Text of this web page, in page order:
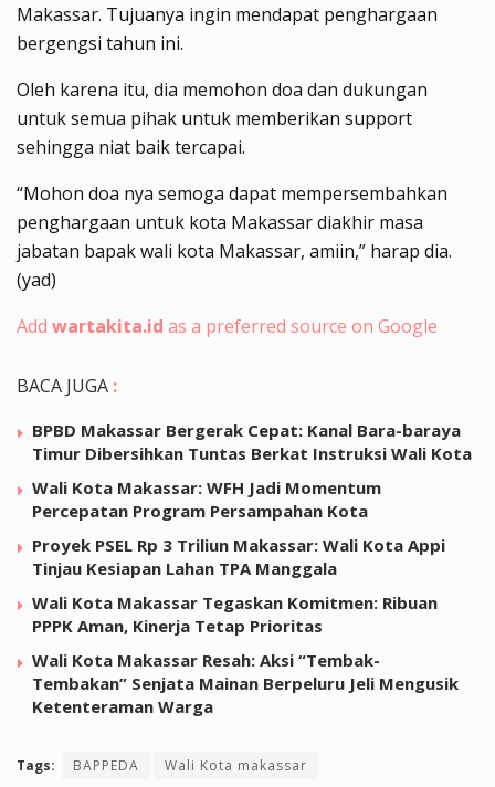
Makassar. Tujuanya ingin mendapat penghargaan
bergengsi tahun ini.
Oleh karena itu, dia memohon doa dan dukungan
untuk semua pihak untuk memberikan support
sehingga niat baik tercapai.
“Mohon doa nya semoga dapat mempersembahkan
penghargaan untuk kota Makassar diakhir masa
jabatan bapak wali kota Makassar, amiin,” harap dia.
(yad)
Add wartakita.id as a preferred source on Google
BACA JUGA :
BPBD Makassar Bergerak Cepat: Kanal Bara-baraya
Timur Dibersihkan Tuntas Berkat Instruksi Wali Kota
Wali Kota Makassar: WFH Jadi Momentum
Percepatan Program Persampahan Kota
Proyek PSEL Rp 3 Triliun Makassar: Wali Kota Appi
Tinjau Kesiapan Lahan TPA Manggala
Wali Kota Makassar Tegaskan Komitmen: Ribuan
PPPK Aman, Kinerja Tetap Prioritas
Wali Kota Makassar Resah: Aksi “Tembak-
Tembakan” Senjata Mainan Berpeluru Jeli Mengusik
Ketenteraman Warga
Tags: BAPPEDA Wali Kota makassar